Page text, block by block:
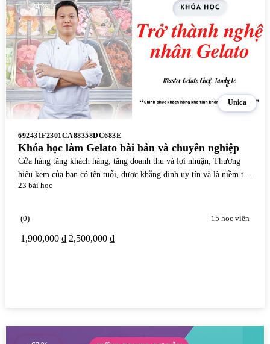
-24%
Unica
692431F2301CA88358DC683E
Khóa học làm Gelato bài bản và chuyên nghiệp
Cửa hàng tăng khách hàng, tăng doanh thu và lợi nhuận, Thương
hiệu kem của bạn có tên tuổi, được khẳng định uy tín và là niềm tự
hào, Có thể tự tin tái khởi nghiệp thành công để lấy lại niềm tin cho
23 bài học
(0) 15 học viên
1,900,000 ₫ 2,500,000 ₫